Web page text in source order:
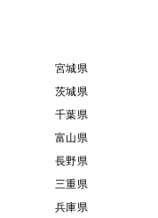
宮城県
茨城県
千葉県
富山県
長野県
三重県
兵庫県